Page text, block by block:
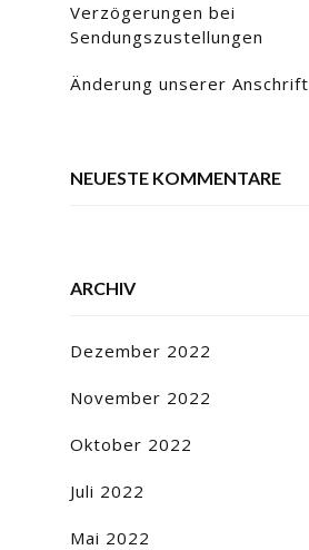
Verzögerungen bei
Sendungszustellungen
Änderung unserer Anschrift
NEUESTE KOMMENTARE
ARCHIV
Dezember 2022
November 2022
Oktober 2022
Juli 2022
Mai 2022